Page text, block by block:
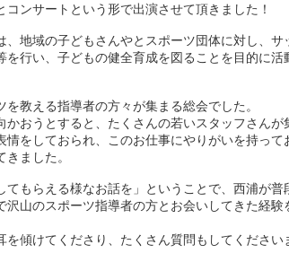
ンサートという形で出演させて頂きました！
、地域の子どもさんやとスポーツ団体に対し、サ
を行い、子どもの健全育成を図ることを目的に活
教える指導者の方々が集まる総会でした。
かおうとすると、たくさんの若いスタッフさんが
をしておられ、このお仕事にやりがいを持って
ました。
もらえる様なお話を」ということで、西浦が普
沢山のスポーツ指導者の方とお会いしてきた経験
傾けてくださり、たくさん質問もしてください